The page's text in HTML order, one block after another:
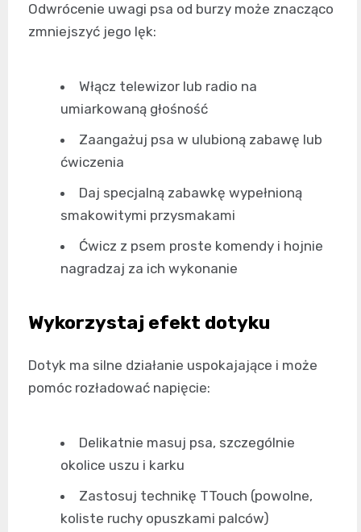
Odwrócenie uwagi psa od burzy może znacząco
zmniejszyć jego lęk:
Włącz telewizor lub radio na
umiarkowaną głośność
Zaangażuj psa w ulubioną zabawę lub
ćwiczenia
Daj specjalną zabawkę wypełnioną
smakowitymi przysmakami
Ćwicz z psem proste komendy i hojnie
nagradzaj za ich wykonanie
Wykorzystaj efekt dotyku
Dotyk ma silne działanie uspokajające i może
pomóc rozładować napięcie:
Delikatnie masuj psa, szczególnie
okolice uszu i karku
Zastosuj technikę TTouch (powolne,
koliste ruchy opuszkami palców)